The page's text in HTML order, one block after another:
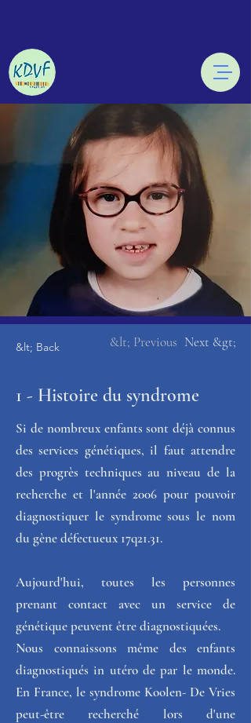
&lt; Back &lt; Previous Next &gt;
1 - Histoire du syndrome
Si de nombreux enfants sont déjà connus
des services génétiques, il faut attendre
des progrès techniques au niveau de la
recherche et l'année 2006 pour pouvoir
diagnostiquer le syndrome sous le nom
du gène défectueux 17q21.31.
Aujourd'hui, toutes les personnes
prenant contact avec un service de
génétique peuvent être diagnostiquées.
Nous connaissons même des enfants
diagnostiqués in utéro de par le monde.
En France, le syndrome Koolen- De Vries
peut-être recherché lors d'une